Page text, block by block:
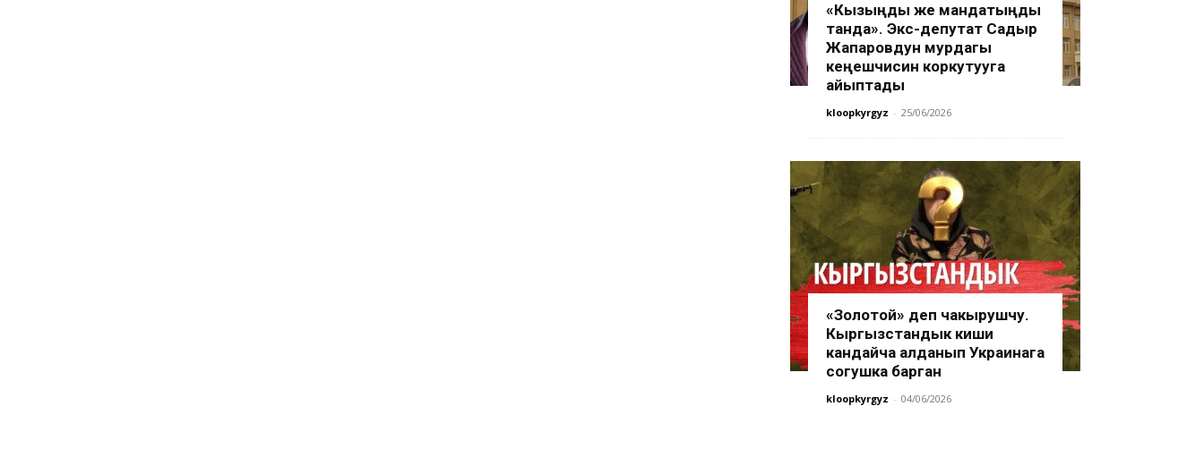
«Кызыңды же мандатыңды
танда». Экс-депутат Садыр
Жапаровдун мурдагы
кеңешчисин коркутууга
айыптады
kloopkyrgyz - 25/06/2026
«Золотой» деп чакырушчу.
Кыргызстандык киши
кандайча алданып Украинага
согушка барган
kloopkyrgyz - 04/06/2026